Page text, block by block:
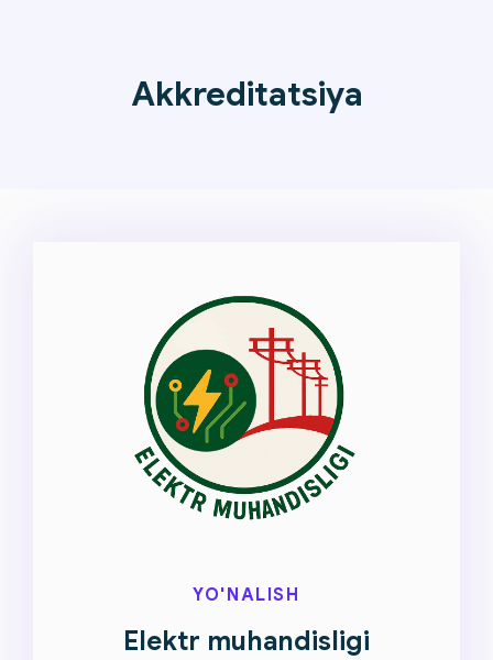
Akkreditatsiya
YO'NALISH
Elektr muhandisligi